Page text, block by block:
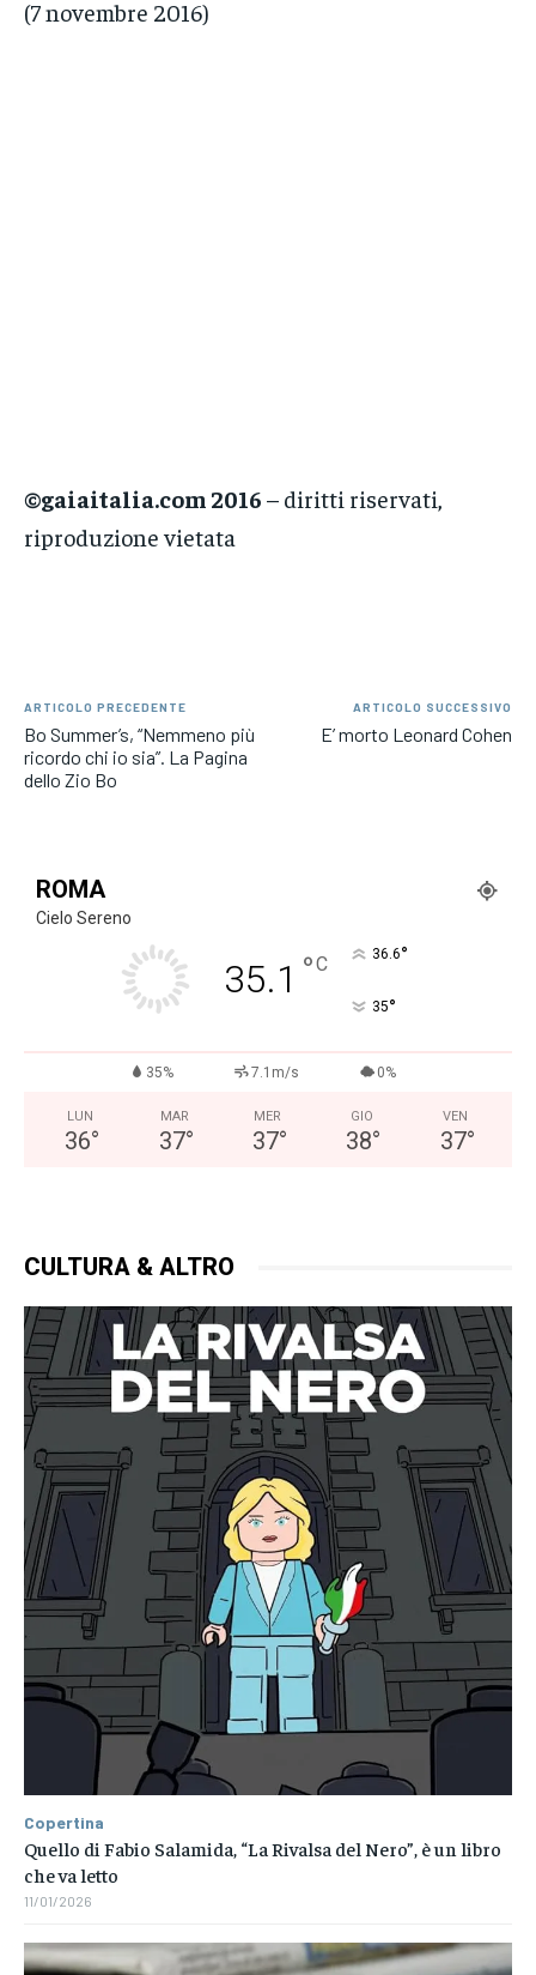
(7 novembre 2016)
©gaiaitalia.com 2016 – diritti riservati,
riproduzione vietata
ARTICOLO PRECEDENTE
Bo Summer’s, “Nemmeno più
ricordo chi io sia”. La Pagina
dello Zio Bo
ARTICOLO SUCCESSIVO
E’ morto Leonard Cohen
ROMA
Cielo Sereno
35.1 °C 36.6°
35°
35% 7.1m/s 0%
LUN
36°
MAR
37°
MER
37°
GIO
38°
VEN
37°
CULTURA & ALTRO
Copertina
Quello di Fabio Salamida, “La Rivalsa del Nero”, è un libro
che va letto
11/01/2026